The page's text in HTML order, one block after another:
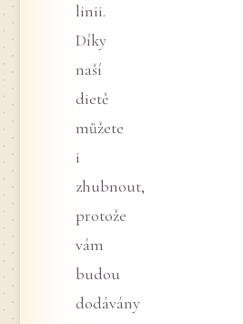
linii.
Díky
naší
dietě
můžete
i
zhubnout,
protože
vám
budou
dodávány